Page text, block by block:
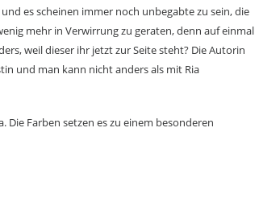
es scheinen immer noch unbegabte zu sein, die
mehr in Verwirrung zu geraten, denn auf einmal
weil dieser ihr jetzt zur Seite steht? Die Autorin
und man kann nicht anders als mit Ria
Die Farben setzen es zu einem besonderen